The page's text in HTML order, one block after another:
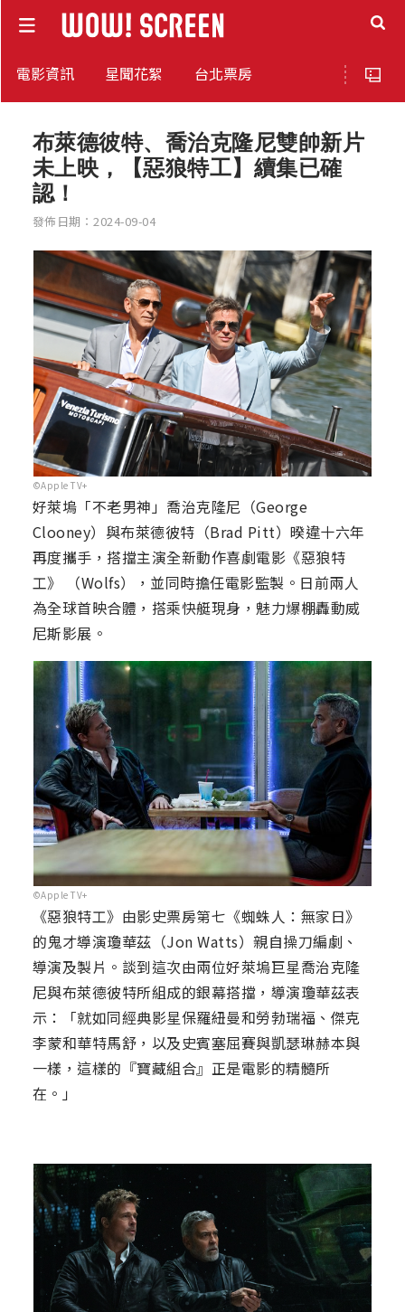
電影資訊 星聞花絮 台北票房
布萊德彼特、喬治克隆尼雙帥新片
未上映，【惡狼特工】續集已確
認！
發佈日期：2024-09-04
©Apple TV+
好萊塢「不老男神」喬治克隆尼（George
Clooney）與布萊德彼特（Brad Pitt）暌違十六年
再度攜手，搭擋主演全新動作喜劇電影《惡狼特
工》 （Wolfs），並同時擔任電影監製。日前兩人
為全球首映合體，搭乘快艇現身，魅力爆棚轟動威
尼斯影展。
©Apple TV+
《惡狼特工》由影史票房第七《蜘蛛人：無家日》
的鬼才導演瓊華茲（Jon Watts）親自操刀編劇、
導演及製片。談到這次由兩位好萊塢巨星喬治克隆
尼與布萊德彼特所組成的銀幕搭擋，導演瓊華茲表
示：「就如同經典影星保羅紐曼和勞勃瑞福、傑克
李蒙和華特馬舒，以及史賓塞屈賽與凱瑟琳赫本與
一樣，這樣的『寶藏組合』正是電影的精髓所
在。」